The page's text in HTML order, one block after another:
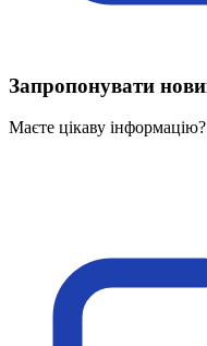
Вивчаємо
Дитяча сторінка
Новини про
Проєкт
На допомогу
Медична
Запропонувати
Маєте цікаву